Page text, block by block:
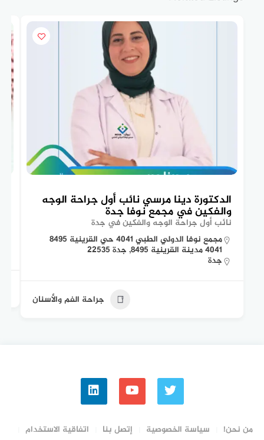
الدكتورة دينا مرسي نائب أول جراحة الوجه
والفكين في مجمع نوفا جدة
نائب أول جراحة الوجه والفكين في جدة
مجمع نوفا الدولي الطبي 4041 حي القرينية 8495
4041 مدينة القرينية 8495, جدة 22535
جدة
جراحة الفم والأسنان
من نحن! سياسة الخصوصية إتصل بنا اتفاقية الاستخدام